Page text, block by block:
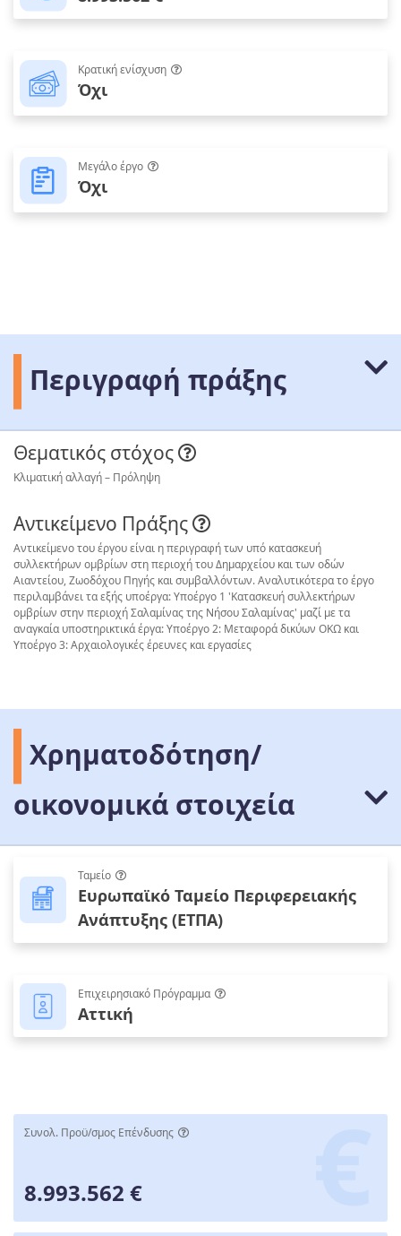
Κρατική ενίσχυση
Όχι
Μεγάλο έργο
Όχι
Περιγραφή πράξης
Θεματικός στόχος
Κλιματική αλλαγή – Πρόληψη
Αντικείμενο Πράξης
Αντικείμενο του έργου είναι η περιγραφή των υπό κατασκευή
συλλεκτήρων ομβρίων στη περιοχή του Δημαρχείου και των οδών
Αιαντείου, Ζωοδόχου Πηγής και συμβαλλόντων. Αναλυτικότερα το έργο
περιλαμβάνει τα εξής υποέργα: Υποέργο 1 'Κατασκευή συλλεκτήρων
ομβρίων στην περιοχή Σαλαμίνας της Νήσου Σαλαμίνας' μαζί με τα
αναγκαία υποστηρικτικά έργα: Υποέργο 2: Μεταφορά δικύων ΟΚΩ και
Υποέργο 3: Αρχαιολογικές έρευνες και εργασίες
Χρηματοδότηση/
οικονομικά στοιχεία
Ταμείο
Ευρωπαϊκό Ταμείο Περιφερειακής
Ανάπτυξης (ΕΤΠΑ)
Επιχειρησιακό Πρόγραμμα
Αττική
Συνολ. Προϋ/σμος Επένδυσης
8.993.562 €